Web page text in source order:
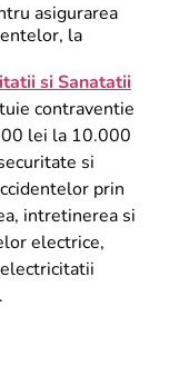
asigurarea
la
si Sanatatii
contraventie
lei la 10.000
si
prin
intretinerea si
electrice,